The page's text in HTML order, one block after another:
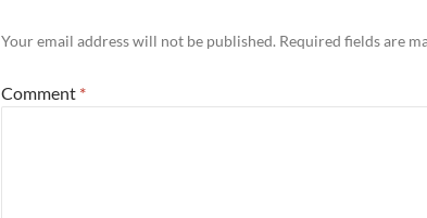
Your email address will not be published. Required fields are
Comment *